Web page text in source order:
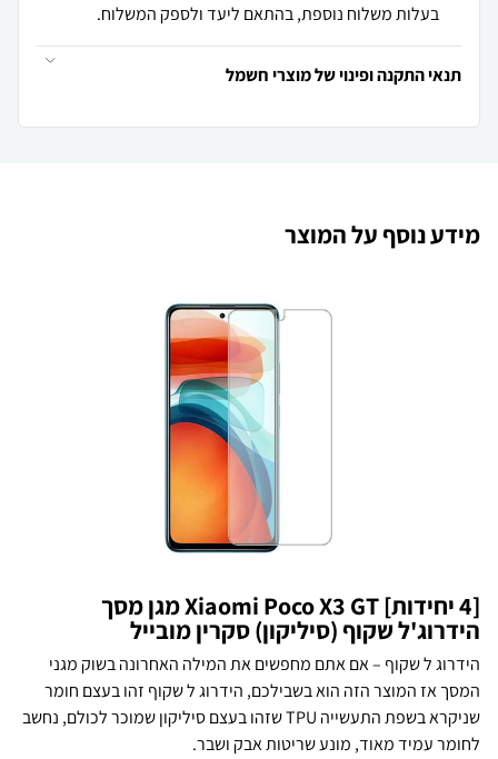
בעלות משלוח נוספת, בהתאם ליעד ולספק המשלוח.
תנאי התקנה ופינוי של מוצרי חשמל
מידע נוסף על המוצר
[4 יחידות] Xiaomi Poco X3 GT מגן מסך
הידרוג'ל שקוף (סיליקון) סקרין מובייל
הידרוג ל שקוף – אם אתם מחפשים את המילה האחרונה בשוק מגני
המסך אז המוצר הזה הוא בשבילכם, הידרוג ל שקוף זהו בעצם חומר
שניקרא בשפת התעשייה TPU שזהו בעצם סיליקון שמוכר לכולם, נחשב
לחומר עמיד מאוד, מונע שריטות אבק ושבר.